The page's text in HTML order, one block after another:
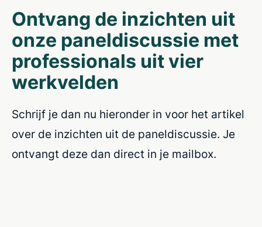
Ontvang de inzichten uit
onze paneldiscussie met
professionals uit vier
werkvelden
Schrijf je dan nu hieronder in voor het artikel
over de inzichten uit de paneldiscussie. Je
ontvangt deze dan direct in je mailbox.